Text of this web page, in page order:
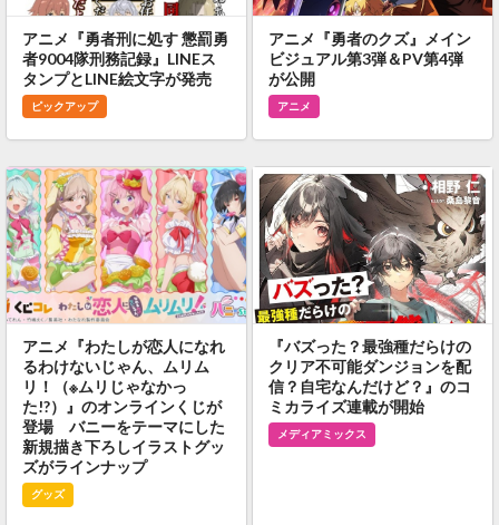
アニメ『勇者刑に処す 懲罰勇
者9004隊刑務記録』LINEス
タンプとLINE絵文字が発売
ピックアップ
アニメ『勇者のクズ』メイン
ビジュアル第3弾＆PV第4弾
が公開
アニメ
アニメ『わたしが恋人になれ
るわけないじゃん、ムリム
リ！（※ムリじゃなかっ
た!?）』のオンラインくじが
登場 バニーをテーマにした
新規描き下ろしイラストグッ
ズがラインナップ
グッズ
『バズった？最強種だらけの
クリア不可能ダンジョンを配
信？自宅なんだけど？』のコ
ミカライズ連載が開始
メディアミックス